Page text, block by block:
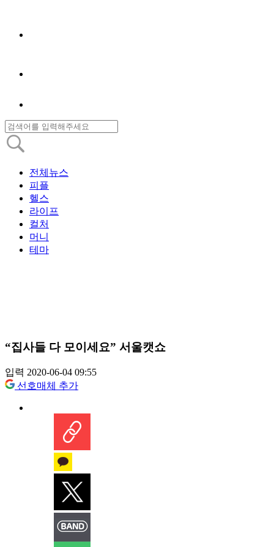
전체뉴스
피플
헬스
라이프
컬처
머니
테마
“집사들 다 모이세요” 서울캣쇼
입력 2020-06-04 09:55
선호매체 추가